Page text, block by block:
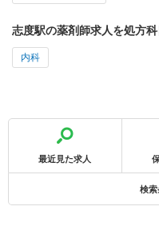
志度駅の薬剤師求人を処方
内科
最近見た求人
検索